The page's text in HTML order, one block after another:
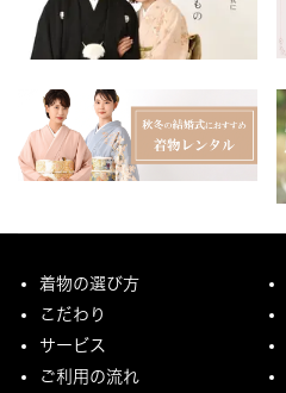
着物の選び方
こだわり
サービス
ご利用の流れ